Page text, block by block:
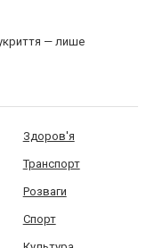
— лише
Здоров'я
Транспорт
Розваги
Спорт